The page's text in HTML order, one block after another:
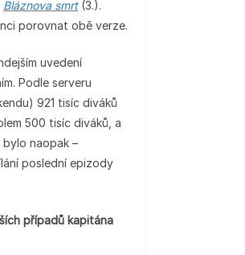
Bláznova smrt(3.).
porovnat obě verze.
uvedení
Podle serveru
921 tisíc diváků
500 tisíc diváků, a
naopak –
poslední epizody
případů kapitána